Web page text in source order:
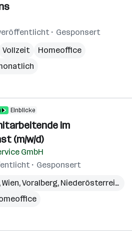
Gesponsert
Vollzeit
Homeoffice
Einblicke
im
(m/w/d)
GmbH
Gesponsert
,Wien,Voralberg, Niederösterreich